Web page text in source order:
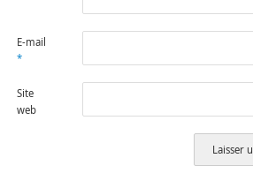
E-mail
*
Site
web